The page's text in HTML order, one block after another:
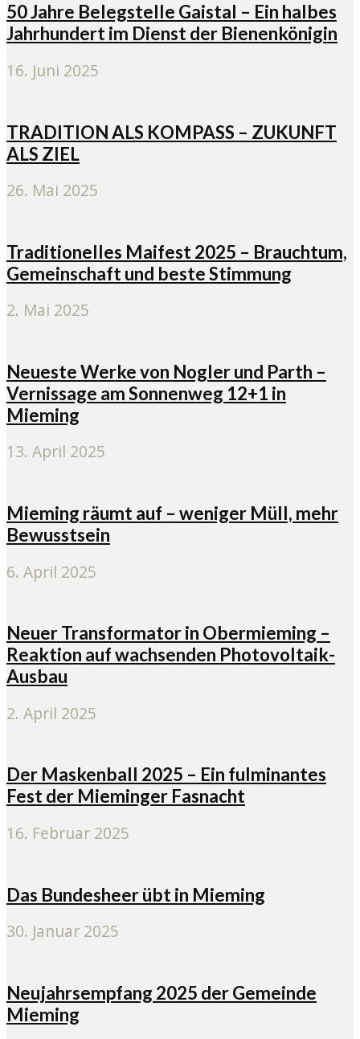
50 Jahre Belegstelle Gaistal – Ein halbes
Jahrhundert im Dienst der Bienenkönigin
16. Juni 2025
TRADITION ALS KOMPASS – ZUKUNFT
ALS ZIEL
26. Mai 2025
Traditionelles Maifest 2025 – Brauchtum,
Gemeinschaft und beste Stimmung
2. Mai 2025
Neueste Werke von Nogler und Parth –
Vernissage am Sonnenweg 12+1 in
Mieming
13. April 2025
Mieming räumt auf – weniger Müll, mehr
Bewusstsein
6. April 2025
Neuer Transformator in Obermieming –
Reaktion auf wachsenden Photovoltaik-
Ausbau
2. April 2025
Der Maskenball 2025 – Ein fulminantes
Fest der Mieminger Fasnacht
16. Februar 2025
Das Bundesheer übt in Mieming
30. Januar 2025
Neujahrsempfang 2025 der Gemeinde
Mieming